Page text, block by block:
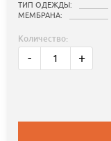
ТИП ОДЕЖДЫ:
МЕМБРАНА:
Количество:
- +